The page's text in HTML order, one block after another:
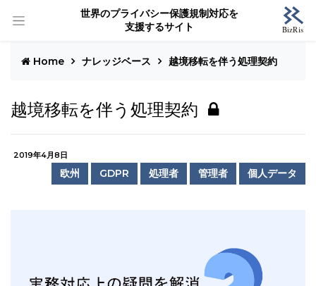
世界のプライバシー保護規制対応を
支援するサイト
Home ナレッジベース 越境移転を伴う処理契約
越境移転を伴う処理契約
2019年4月8日
欧州 GDPR 処理者 管理者 個人データ